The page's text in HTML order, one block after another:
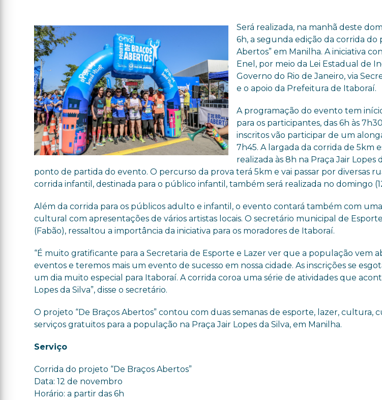
Será realizada, na manhã deste
6h, a segunda edição da corrida do
Abertos” em Manilha. A iniciativa
Enel, por meio da Lei Estadual de
Governo do Rio de Janeiro, via
e o apoio da Prefeitura de Itaboraí.
A programação do evento tem
para os participantes, das 6h às
inscritos vão participar de um
7h45. A largada da corrida de 5km
realizada às 8h na Praça Jair Lopes
ponto de partida do evento. O percurso da prova terá 5km e vai passar por diversas
corrida infantil, destinada para o público infantil, também será realizada no domingo
Além da corrida para os públicos adulto e infantil, o evento contará também com
cultural com apresentações de vários artistas locais. O secretário municipal de
(Fabão), ressaltou a importância da iniciativa para os moradores de Itaboraí.
“É muito gratificante para a Secretaria de Esporte e Lazer ver que a população vem
eventos e teremos mais um evento de sucesso em nossa cidade. As inscrições se
um dia muito especial para Itaboraí. A corrida coroa uma série de atividades que
Lopes da Silva”, disse o secretário.
O projeto “De Braços Abertos” contou com duas semanas de esporte, lazer, cultura,
serviços gratuitos para a população na Praça Jair Lopes da Silva, em Manilha.
Serviço
Corrida do projeto “De Braços Abertos”
Data: 12 de novembro
Horário: a partir das 6h